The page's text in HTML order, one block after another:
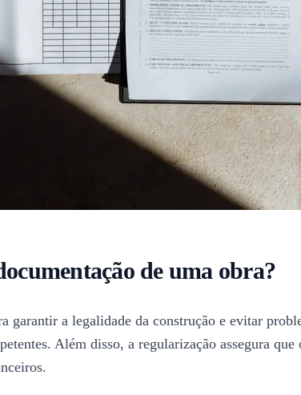
de uma obra?
garantir a legalidade da construção e evitar
Além disso, a regularização assegura